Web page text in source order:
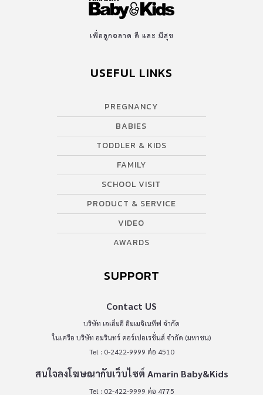
เพื่อลูกฉลาด ดี และ มีสุข
USEFUL LINKS
PREGNANCY
BABIES
TODDLER & KIDS
FAMILY
SCHOOL VISIT
PRODUCT & SERVICE
VIDEO
AWARDS
SUPPORT
Contact US
บริษัท เอเอ็มอี อิมเมจิเนทีฟ จำกัด
ในเครือ บริษัท อมรินทร์ คอร์เปอเรชั่นส์ จำกัด (มหาชน)
Tel : 0-2422-9999 ต่อ 4510
สนใจลงโฆษณากับเว็บไซต์ Amarin Baby&Kids
Tel : 02-422-9999 ต่อ 4775